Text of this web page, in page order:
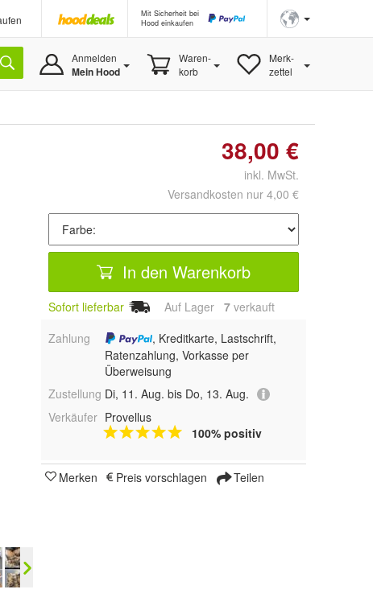
Mit Sicherheit bei
Hood einkaufen
Anmelden
Mein Hood
Waren-
korb
Merk-
zettel
38,00 €
inkl. MwSt.
Versandkosten nur 4,00 €
In den Warenkorb
Sofort lieferbar Auf Lager 7 verkauft
Zahlung
, Kreditkarte, Lastschrift,
Ratenzahlung, Vorkasse per
Überweisung
Zustellung Di, 11. Aug. bis Do, 13. Aug.
Verkäufer Provellus
100% positiv
Merken Preis vorschlagen Teilen